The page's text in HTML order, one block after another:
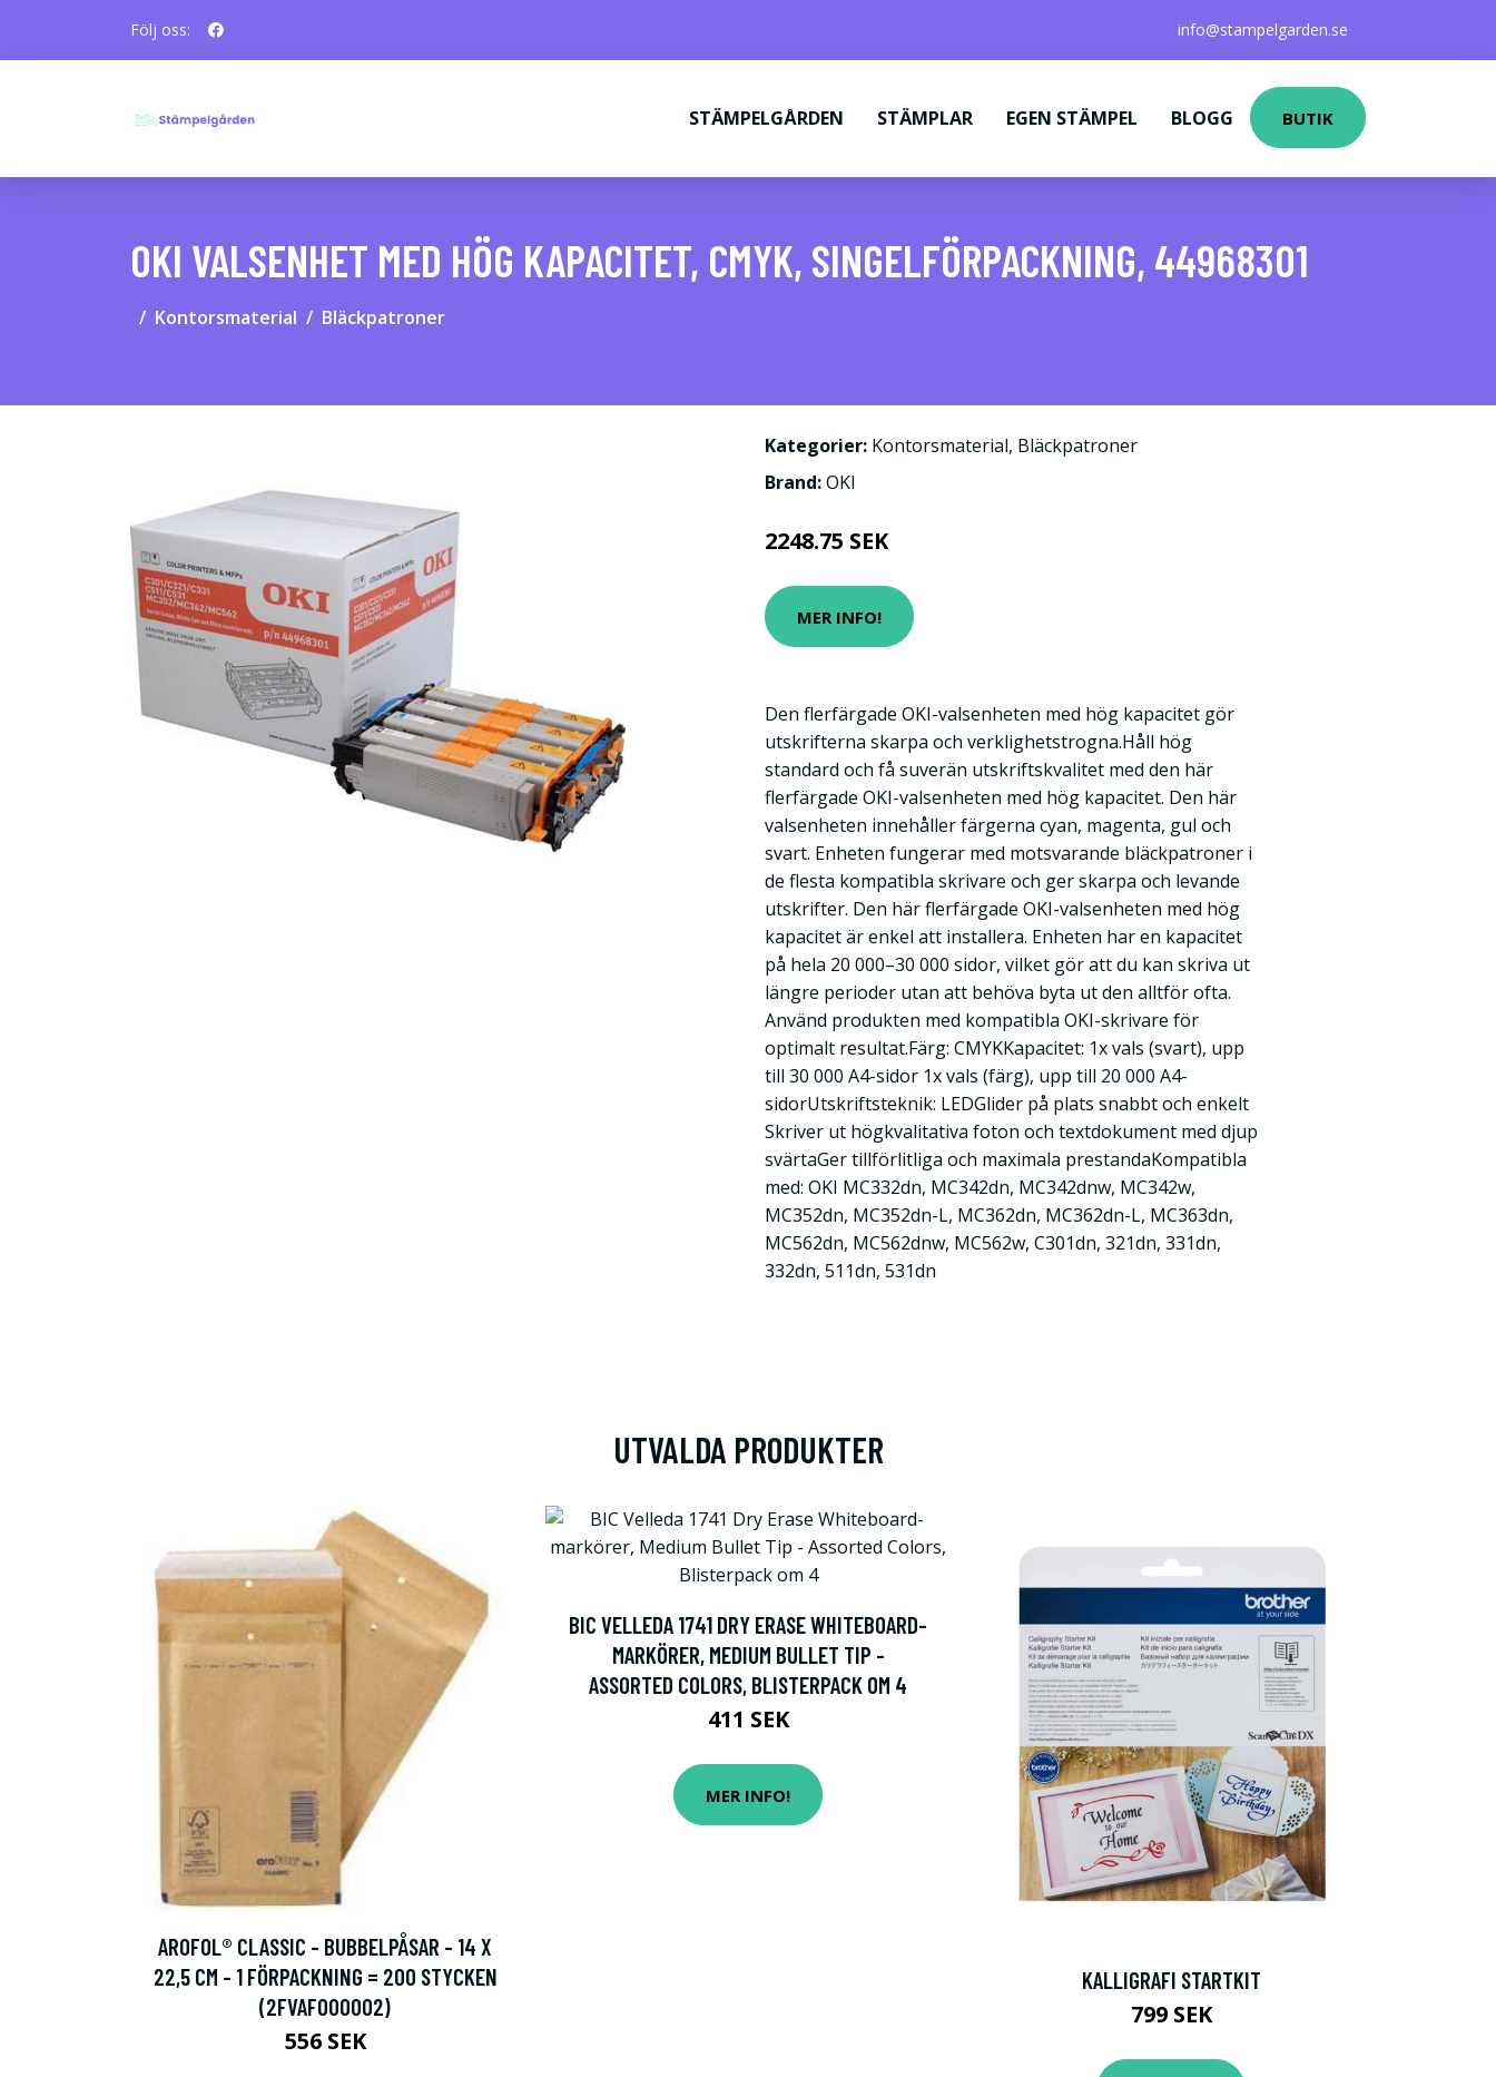
Följ oss: info@stampelgarden.se
STÄMPELGÅRDEN STÄMPLAR EGEN STÄMPEL BLOGG BUTIK
OKI VALSENHET MED HÖG KAPACITET, CMYK, SINGELFÖRPACKNING, 44968301
Kontorsmaterial Bläckpatroner
Kategorier: Kontorsmaterial, Bläckpatroner
Brand:OKI
2248.75 SEK
MER INFO!
Den flerfärgade OKI-valsenheten med hög kapacitet gör
utskrifterna skarpa och verklighetstrogna.Håll hög
standard och få suverän utskriftskvalitet med den här
flerfärgade OKI-valsenheten med hög kapacitet. Den här
valsenheten innehåller färgerna cyan, magenta, gul och
svart. Enheten fungerar med motsvarande bläckpatroner i
de flesta kompatibla skrivare och ger skarpa och levande
utskrifter. Den här flerfärgade OKI-valsenheten med hög
kapacitet är enkel att installera. Enheten har en kapacitet
på hela 20 000–30 000 sidor, vilket gör att du kan skriva ut
längre perioder utan att behöva byta ut den alltför ofta.
Använd produkten med kompatibla OKI-skrivare för
optimalt resultat.Färg: CMYKKapacitet: 1x vals (svart), upp
till 30 000 A4-sidor 1x vals (färg), upp till 20 000 A4-
sidorUtskriftsteknik: LEDGlider på plats snabbt och enkelt
Skriver ut högkvalitativa foton och textdokument med djup
svärtaGer tillförlitliga och maximala prestandaKompatibla
med: OKI MC332dn, MC342dn, MC342dnw, MC342w,
MC352dn, MC352dn-L, MC362dn, MC362dn-L, MC363dn,
MC562dn, MC562dnw, MC562w, C301dn, 321dn, 331dn,
332dn, 511dn, 531dn
UTVALDA PRODUKTER
AROFOL® CLASSIC - BUBBELPÅSAR - 14 X
22,5 CM - 1 FÖRPACKNING = 200 STYCKEN
(2FVAF000002)
556 SEK
BIC VELLEDA 1741 DRY ERASE WHITEBOARD-
MARKÖRER, MEDIUM BULLET TIP -
ASSORTED COLORS, BLISTERPACK OM 4
411 SEK
MER INFO!
KALLIGRAFI STARTKIT
799 SEK